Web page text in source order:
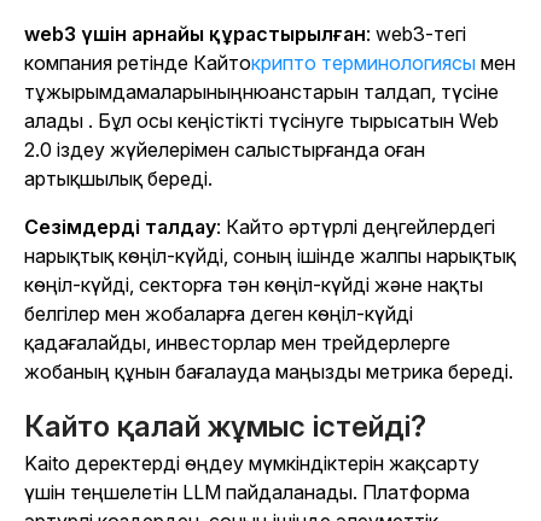
web3 үшін арнайы құрастырылған: web3-тегі
компания ретінде Кайтокрипто терминологиясы мен
тұжырымдамаларыныңнюанстарын талдап, түсіне
алады . Бұл осы кеңістікті түсінуге тырысатын Web
2.0 іздеу жүйелерімен салыстырғанда оған
артықшылық береді.
Сезімдерді талдау: Кайто әртүрлі деңгейлердегі
нарықтық көңіл-күйді, соның ішінде жалпы нарықтық
көңіл-күйді, секторға тән көңіл-күйді және нақты
белгілер мен жобаларға деген көңіл-күйді
қадағалайды, инвесторлар мен трейдерлерге
жобаның құнын бағалауда маңызды метрика береді.
Кайто қалай жұмыс істейді?
Kaito деректерді өңдеу мүмкіндіктерін жақсарту
үшін теңшелетін LLM пайдаланады. Платформа